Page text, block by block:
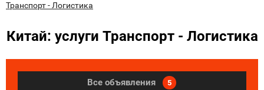
Транспорт - Логистика
Китай: услуги Транспорт - Логистика
Все объявления 5